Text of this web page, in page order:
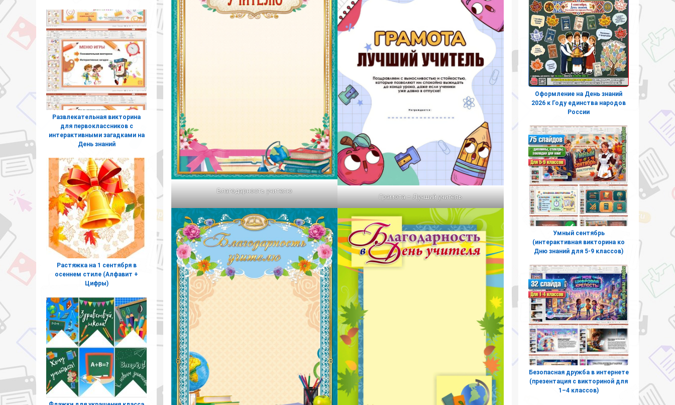
Благодарность учителю
Грамота – Лучший учитель
Развлекательная викторина
для первоклассников с
интерактивными загадками на
День знаний
Растяжка на 1 сентября в
осеннем стиле (Алфавит +
Цифры)
Оформление на День знаний
2026 к Году единства народов
России
Умный сентябрь
(интерактивная викторина ко
Дню знаний для 5-9 классов)
Безопасная дружба в интернете
(презентация с викториной для
1–4 классов)